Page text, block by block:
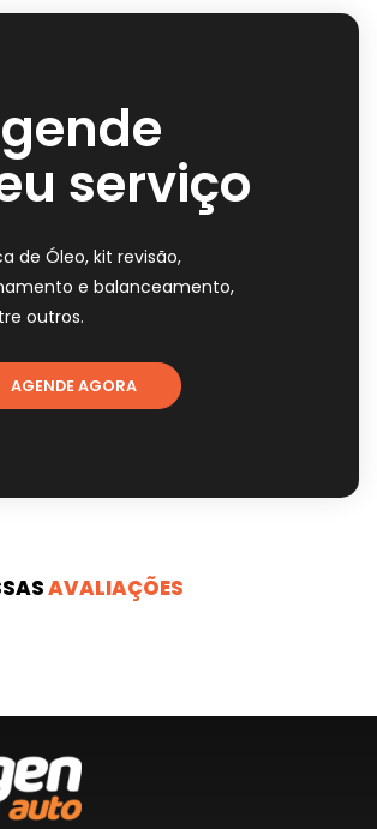
serviço
de Óleo, kit revisão,
e balanceamento,
outros.
AGENDE AGORA
AVALIAÇÕES